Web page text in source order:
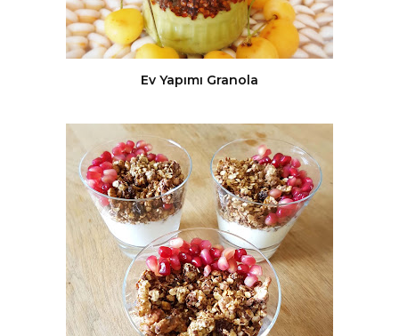
Ev Yapımı Granola